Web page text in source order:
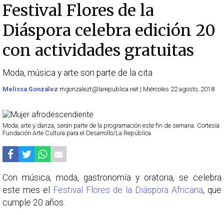
Festival Flores de la
Diáspora celebra edición 20
con actividades gratuitas
Moda, música y arte son parte de la cita
Melissa González mgonzalezt@larepublica.net | Miércoles 22 agosto, 2018
Moda, arte y danza, serán parte de la programación este fin de semana. Cortesía
Fundación Arte Cultura para el Desarrollo/La República
Con música, moda, gastronomía y oratoria, se celebra
este mes el
Festival Flores de la Diáspora Africana, que
cumple 20 años.